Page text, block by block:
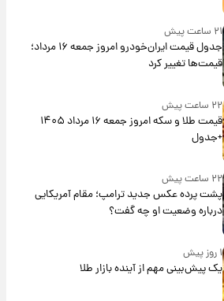
۲۱ ساعت پیش
جدول قیمت ایران‌خودرو امروز جمعه ۱۶ مرداد؛
قیمت‌ها تغییر کرد
۲۲ ساعت پیش
قیمت طلا و سکه امروز جمعه ۱۶ مرداد ۱۴۰۵
+جدول
۲۲ ساعت پیش
پشت پرده عکس جدید ترامپ؛ مقام آمریکایی
درباره وضعیت او چه گفت؟
۱ روز پیش
یک پیش‌بینی مهم از آینده بازار طلا